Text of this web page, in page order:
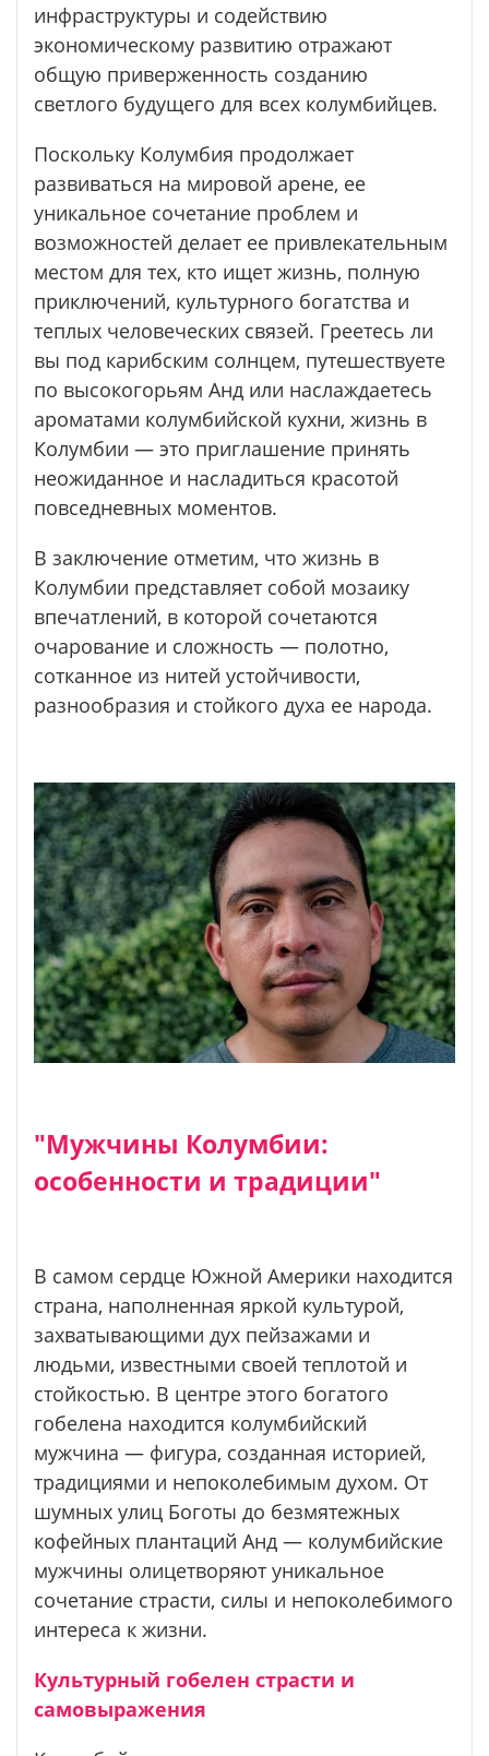
инфраструктуры и содействию
экономическому развитию отражают
общую приверженность созданию
светлого будущего для всех колумбийцев.
Поскольку Колумбия продолжает
развиваться на мировой арене, ее
уникальное сочетание проблем и
возможностей делает ее привлекательным
местом для тех, кто ищет жизнь, полную
приключений, культурного богатства и
теплых человеческих связей. Греетесь ли
вы под карибским солнцем, путешествуете
по высокогорьям Анд или наслаждаетесь
ароматами колумбийской кухни, жизнь в
Колумбии — это приглашение принять
неожиданное и насладиться красотой
повседневных моментов.
В заключение отметим, что жизнь в
Колумбии представляет собой мозаику
впечатлений, в которой сочетаются
очарование и сложность — полотно,
сотканное из нитей устойчивости,
разнообразия и стойкого духа ее народа.
"Мужчины Колумбии:
особенности и традиции"
В самом сердце Южной Америки находится
страна, наполненная яркой культурой,
захватывающими дух пейзажами и
людьми, известными своей теплотой и
стойкостью. В центре этого богатого
гобелена находится колумбийский
мужчина — фигура, созданная историей,
традициями и непоколебимым духом. От
шумных улиц Боготы до безмятежных
кофейных плантаций Анд — колумбийские
мужчины олицетворяют уникальное
сочетание страсти, силы и непоколебимого
интереса к жизни.
Культурный гобелен страсти и
самовыражения